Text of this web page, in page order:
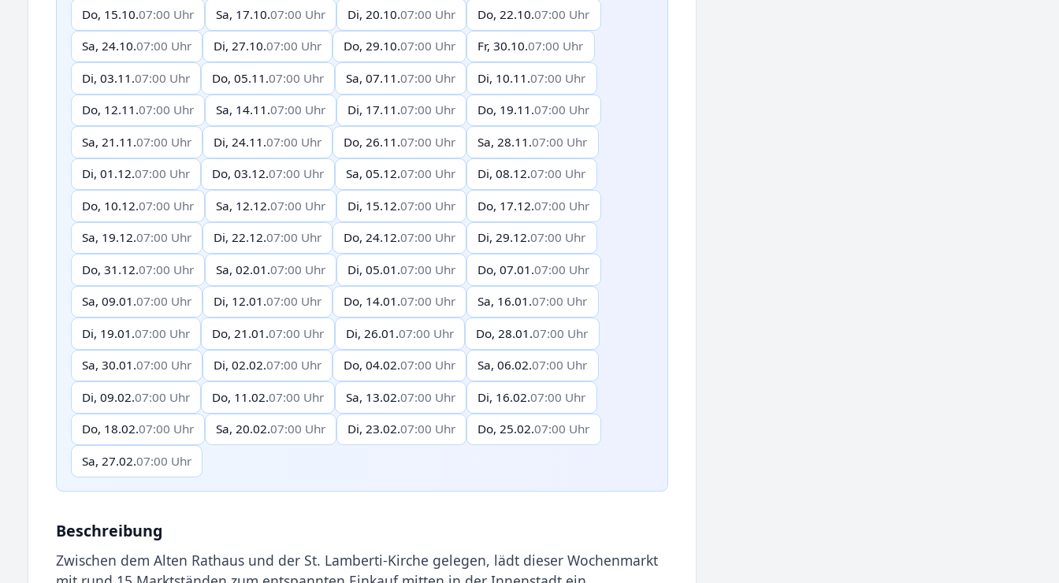
Do, 15.10.07:00 Uhr Sa, 17.10.07:00 Uhr Di, 20.10.07:00 Uhr Do, 22.10.07:00 Uhr
Sa, 24.10.07:00 Uhr Di, 27.10.07:00 Uhr Do, 29.10.07:00 Uhr Fr, 30.10.07:00 Uhr
Di, 03.11.07:00 Uhr Do, 05.11.07:00 Uhr Sa, 07.11.07:00 Uhr Di, 10.11.07:00 Uhr
Do, 12.11.07:00 Uhr Sa, 14.11.07:00 Uhr Di, 17.11.07:00 Uhr Do, 19.11.07:00 Uhr
Sa, 21.11.07:00 Uhr Di, 24.11.07:00 Uhr Do, 26.11.07:00 Uhr Sa, 28.11.07:00 Uhr
Di, 01.12.07:00 Uhr Do, 03.12.07:00 Uhr Sa, 05.12.07:00 Uhr Di, 08.12.07:00 Uhr
Do, 10.12.07:00 Uhr Sa, 12.12.07:00 Uhr Di, 15.12.07:00 Uhr Do, 17.12.07:00 Uhr
Sa, 19.12.07:00 Uhr Di, 22.12.07:00 Uhr Do, 24.12.07:00 Uhr Di, 29.12.07:00 Uhr
Do, 31.12.07:00 Uhr Sa, 02.01.07:00 Uhr Di, 05.01.07:00 Uhr Do, 07.01.07:00 Uhr
Sa, 09.01.07:00 Uhr Di, 12.01.07:00 Uhr Do, 14.01.07:00 Uhr Sa, 16.01.07:00 Uhr
Di, 19.01.07:00 Uhr Do, 21.01.07:00 Uhr Di, 26.01.07:00 Uhr Do, 28.01.07:00 Uhr
Sa, 30.01.07:00 Uhr Di, 02.02.07:00 Uhr Do, 04.02.07:00 Uhr Sa, 06.02.07:00 Uhr
Di, 09.02.07:00 Uhr Do, 11.02.07:00 Uhr Sa, 13.02.07:00 Uhr Di, 16.02.07:00 Uhr
Do, 18.02.07:00 Uhr Sa, 20.02.07:00 Uhr Di, 23.02.07:00 Uhr Do, 25.02.07:00 Uhr
Sa, 27.02.07:00 Uhr
Beschreibung
Zwischen dem Alten Rathaus und der St. Lamberti-Kirche gelegen, lädt dieser Wochenmarkt